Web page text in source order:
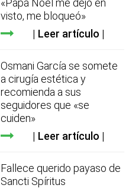
visto, me bloqueó»
Leer artículo
Osmani García se somete
a cirugía estética y
recomienda a sus
seguidores que «se
cuiden»
Leer artículo
Fallece querido payaso de
Sancti Spíritus